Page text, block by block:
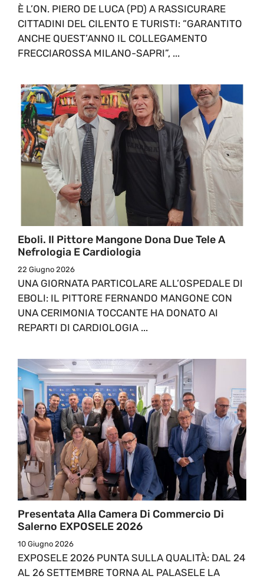
È L’ON. PIERO DE LUCA (PD) A RASSICURARE
CITTADINI DEL CILENTO E TURISTI: “GARANTITO
ANCHE QUEST’ANNO IL COLLEGAMENTO
FRECCIAROSSA MILANO-SAPRI”, ...
Eboli. Il Pittore Mangone Dona Due Tele A
Nefrologia E Cardiologia
22 Giugno 2026
UNA GIORNATA PARTICOLARE ALL’OSPEDALE DI
EBOLI: IL PITTORE FERNANDO MANGONE CON
UNA CERIMONIA TOCCANTE HA DONATO AI
REPARTI DI CARDIOLOGIA ...
Presentata Alla Camera Di Commercio Di
Salerno EXPOSELE 2026
10 Giugno 2026
EXPOSELE 2026 PUNTA SULLA QUALITÀ: DAL 24
AL 26 SETTEMBRE TORNA AL PALASELE LA